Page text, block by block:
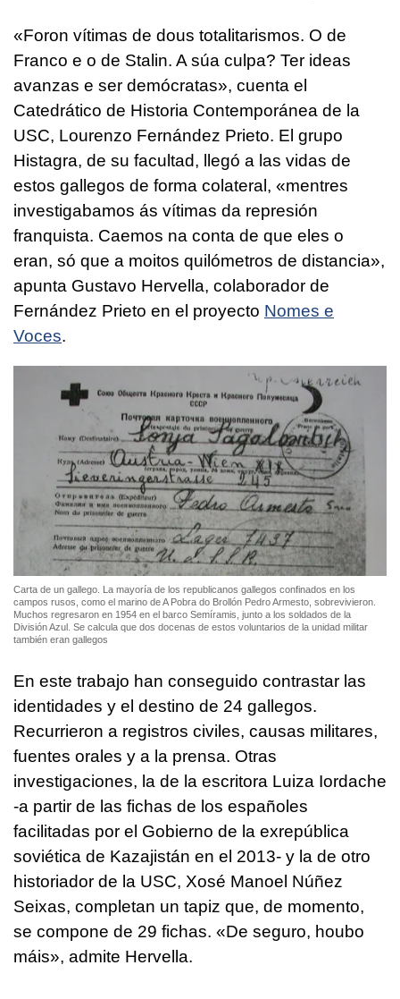
«Foron vítimas de dous totalitarismos. O de
Franco e o de Stalin. A súa culpa? Ter ideas
avanzas e ser demócratas», cuenta el
Catedrático de Historia Contemporánea de la
USC, Lourenzo Fernández Prieto. El grupo
Histagra, de su facultad, llegó a las vidas de
estos gallegos de forma colateral, «mentres
investigabamos ás vítimas da represión
franquista. Caemos na conta de que eles o
eran, só que a moitos quilómetros de distancia»,
apunta Gustavo Hervella, colaborador de
Fernández Prieto en el proyecto Nomes e
Voces.
Carta de un gallego. La mayoría de los republicanos gallegos confinados en los
campos rusos, como el marino de A Pobra do Brollón Pedro Armesto, sobrevivieron.
Muchos regresaron en 1954 en el barco Semíramis, junto a los soldados de la
División Azul. Se calcula que dos docenas de estos voluntarios de la unidad militar
también eran gallegos
En este trabajo han conseguido contrastar las
identidades y el destino de 24 gallegos.
Recurrieron a registros civiles, causas militares,
fuentes orales y a la prensa. Otras
investigaciones, la de la escritora Luiza Iordache
-a partir de las fichas de los españoles
facilitadas por el Gobierno de la exrepública
soviética de Kazajistán en el 2013- y la de otro
historiador de la USC, Xosé Manoel Núñez
Seixas, completan un tapiz que, de momento,
se compone de 29 fichas. «De seguro, houbo
máis», admite Hervella.